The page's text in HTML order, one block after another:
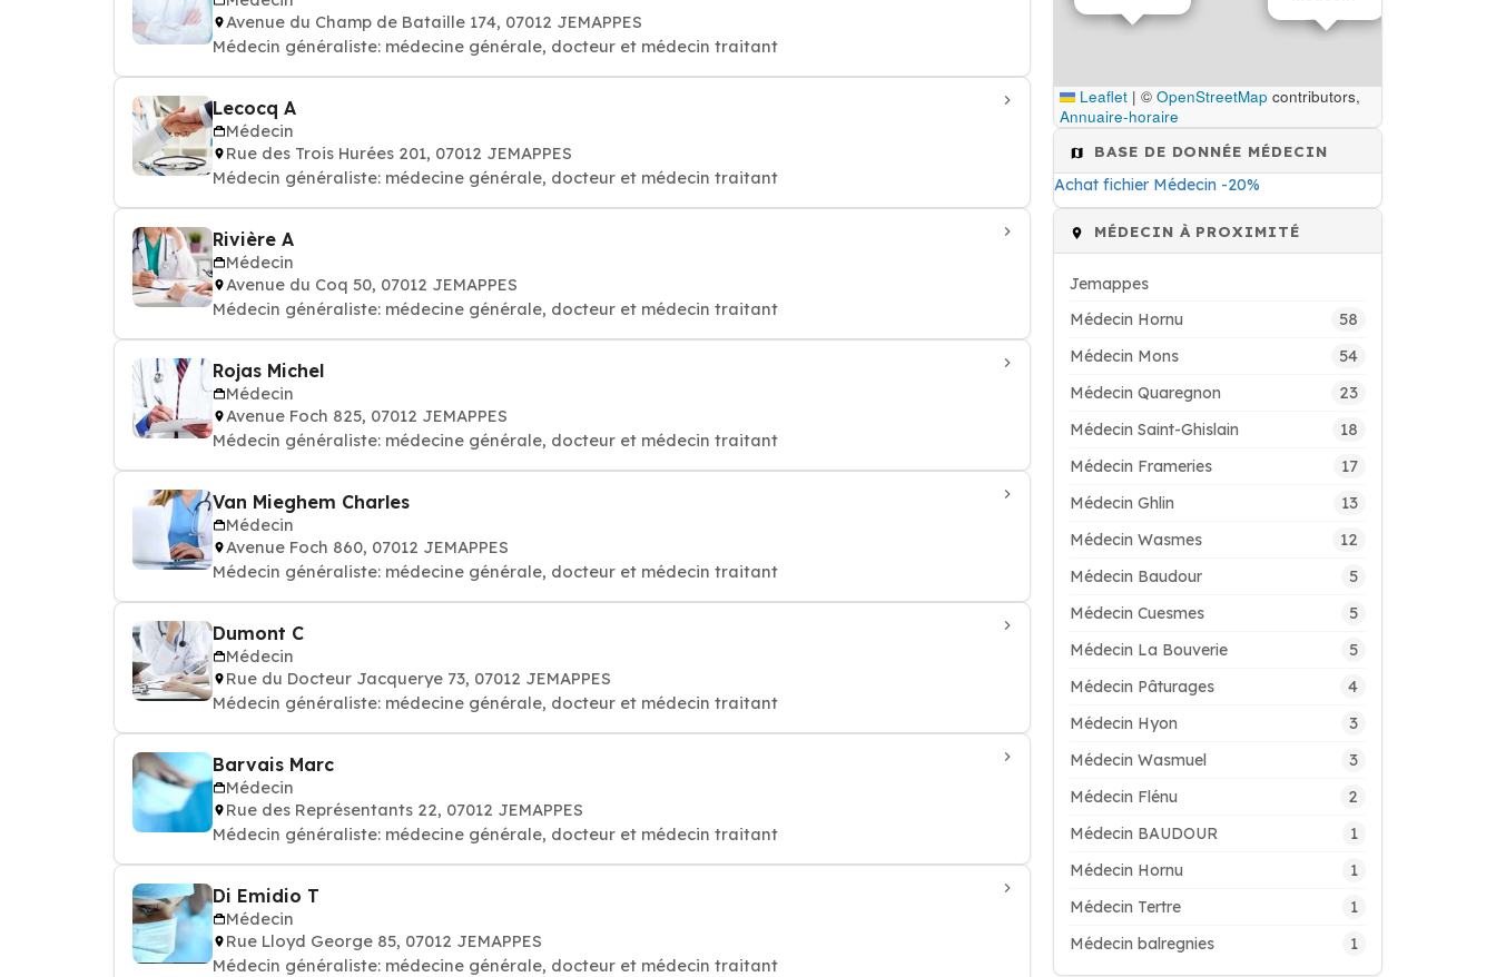
Avenue du Champ de Bataille 174, 07012 JEMAPPES
Médecin généraliste: médecine générale, docteur et médecin traitant
Lecocq A
Médecin
Rue des Trois Hurées 201, 07012 JEMAPPES
Médecin généraliste: médecine générale, docteur et médecin traitant
Rivière A
Médecin
Avenue du Coq 50, 07012 JEMAPPES
Médecin généraliste: médecine générale, docteur et médecin traitant
Rojas Michel
Médecin
Avenue Foch 825, 07012 JEMAPPES
Médecin généraliste: médecine générale, docteur et médecin traitant
Van Mieghem Charles
Médecin
Avenue Foch 860, 07012 JEMAPPES
Médecin généraliste: médecine générale, docteur et médecin traitant
Dumont C
Médecin
Rue du Docteur Jacquerye 73, 07012 JEMAPPES
Médecin généraliste: médecine générale, docteur et médecin traitant
Barvais Marc
Médecin
Rue des Représentants 22, 07012 JEMAPPES
Médecin généraliste: médecine générale, docteur et médecin traitant
Di Emidio T
Médecin
Rue Lloyd George 85, 07012 JEMAPPES
Médecin généraliste: médecine générale, docteur et médecin traitant
Leaflet | © OpenStreetMap contributors,
Annuaire-horaire
BASE DE DONNÉE MÉDECIN
Achat fichier Médecin -20%
MÉDECIN À PROXIMITÉ
Jemappes
Médecin Hornu
58
Médecin Mons 54
Médecin Quaregnon 23
Médecin Saint-Ghislain 18
Médecin Frameries 17
Médecin Ghlin 13
Médecin Wasmes 12
Médecin Baudour 5
Médecin Cuesmes 5
Médecin La Bouverie 5
Médecin Pâturages 4
Médecin Hyon 3
Médecin Wasmuel 3
Médecin Flénu 2
Médecin BAUDOUR 1
Médecin Hornu 1
Médecin Tertre 1
Médecin balregnies 1